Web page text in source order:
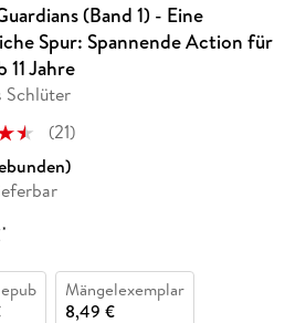
(Band 1) - Eine
Spur: Spannende Action für
11 Jahre
Schlüter
(21)
*
Mängelexemplar
8,49 €